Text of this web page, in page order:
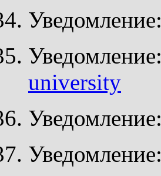
Уведомление:
Уведомление:
university
Уведомление:
Уведомление: